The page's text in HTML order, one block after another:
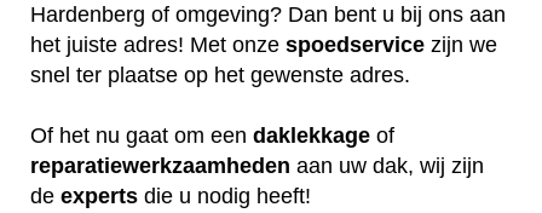
Hardenberg of omgeving? Dan bent u bij ons aan
het juiste adres! Met onze spoedservice zijn we
snel ter plaatse op het gewenste adres.
Of het nu gaat om een daklekkage of
reparatiewerkzaamheden aan uw dak, wij zijn
de experts die u nodig heeft!